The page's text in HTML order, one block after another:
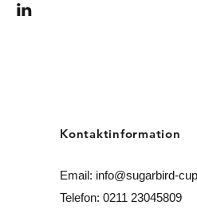
Kontaktinformation
Email: info@sugarbird-
Telefon: 0211 23045809